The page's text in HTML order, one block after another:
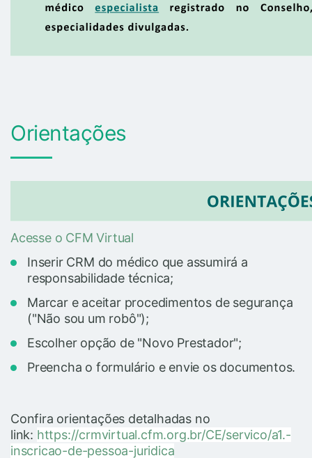
Orientações
Acesse o CFM Virtual
Inserir CRM do médico que assumirá a
responsabilidade técnica;
Marcar e aceitar procedimentos de segurança
("Não sou um robô");
Escolher opção de "Novo Prestador";
Preencha o formulário e envie os documentos.
Confira orientações detalhadas no
link: https://crmvirtual.cfm.org.br/CE/servico/a1.-
inscricao-de-pessoa-juridica